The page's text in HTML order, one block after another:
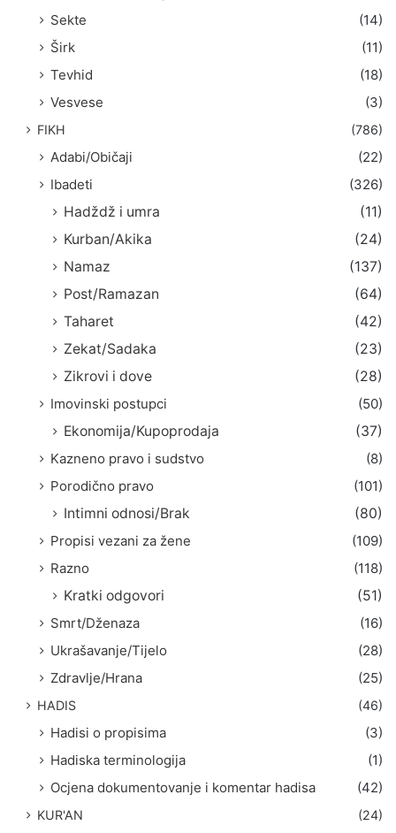
Sekte
(14)
Širk
(11)
Tevhid
(18)
Vesvese
(3)
FIKH (786)
Adabi/Običaji
(22)
Ibadeti
(326)
Hadždž i umra
(11)
Kurban/Akika
(24)
Namaz
(137)
Post/Ramazan
(64)
Taharet
(42)
Zekat/Sadaka
(23)
Zikrovi i dove
(28)
Imovinski postupci
(50)
Ekonomija/Kupoprodaja
(37)
Kazneno pravo i sudstvo
(8)
Porodično pravo
(101)
Intimni odnosi/Brak
(80)
Propisi vezani za žene
(109)
Razno
(118)
Kratki odgovori
(51)
Smrt/Dženaza
(16)
Ukrašavanje/Tijelo
(28)
Zdravlje/Hrana
(25)
HADIS (46)
Hadisi o propisima
(3)
Hadiska terminologija
(1)
Ocjena dokumentovanje i komentar hadisa
(42)
KUR'AN (24)